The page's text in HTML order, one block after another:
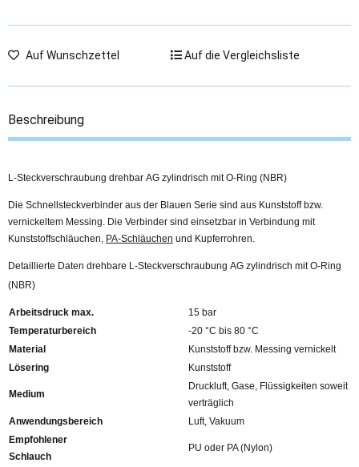
Auf Wunschzettel Auf die Vergleichsliste
Beschreibung
L-Steckverschraubung drehbar AG zylindrisch mit O-Ring (NBR)
Die Schnellsteckverbinder aus der Blauen Serie sind aus Kunststoff bzw.
vernickeltem Messing. Die Verbinder sind einsetzbar in Verbindung mit
Kunststoffschläuchen, PA-Schläuchen und Kupferrohren.
Detaillierte Daten drehbare L-Steckverschraubung AG zylindrisch mit O-Ring
(NBR)
Arbeitsdruck max.
15 bar
Temperaturbereich
-20 °C bis 80 °C
Material
Kunststoff bzw. Messing vernickelt
Lösering
Kunststoff
Medium
Druckluft, Gase, Flüssigkeiten soweit
verträglich
Anwendungsbereich
Luft, Vakuum
Empfohlener
Schlauch
PU oder PA (Nylon)